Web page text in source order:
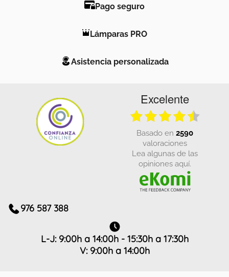
Pago seguro
Lámparas PRO
Asistencia personalizada
Excelente
basado en 2590
valoraciones
Lea algunas de las
opiniones aquí.
976 587 388
L-J: 9:00h a 14:00h - 15:30h a 17:30h
V: 9:00h a 14:00h